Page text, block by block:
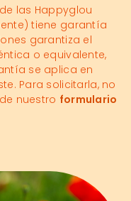
las Happyglou
tiene garantía
garantiza el
o equivalente,
se aplica en
Para solicitarla, no
nuestro formulario